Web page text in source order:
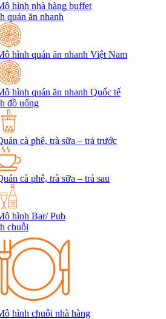
hình nhà hàng buffet
quán ăn nhanh
hình quán ăn nhanh Việt Nam
hình quán ăn nhanh Quốc tế
đồ uống
cà phê, trà sữa – trả trước
cà phê, trà sữa – trả sau
hình Bar/ Pub
chuỗi
hình chuỗi nhà hàng